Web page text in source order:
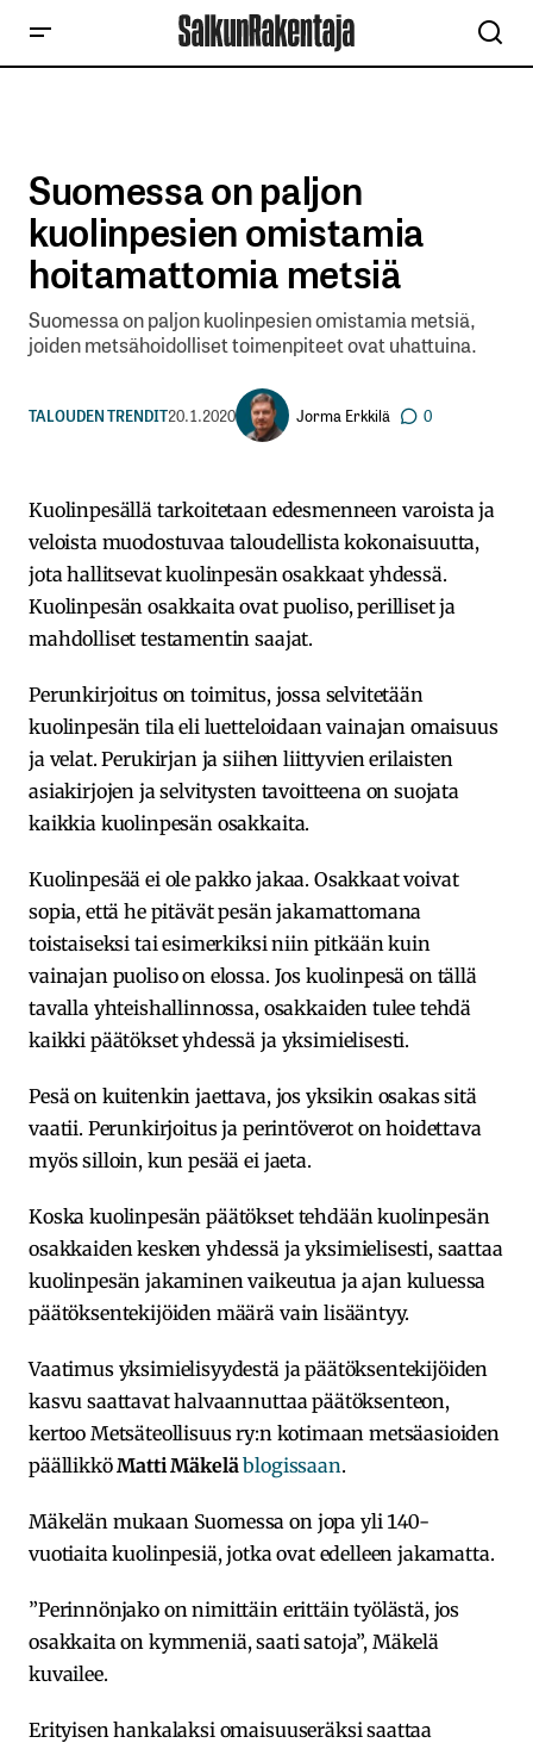
Suomessa on paljon
kuolinpesien omistamia
hoitamattomia metsiä
Suomessa on paljon kuolinpesien omistamia metsiä,
joiden metsähoidolliset toimenpiteet ovat uhattuina.
TALOUDEN TRENDIT20.1.2020 Jorma Erkkilä 0
Kuolinpesällä tarkoitetaan edesmenneen varoista ja
veloista muodostuvaa taloudellista kokonaisuutta,
jota hallitsevat kuolinpesän osakkaat yhdessä.
Kuolinpesän osakkaita ovat puoliso, perilliset ja
mahdolliset testamentin saajat.
Perunkirjoitus on toimitus, jossa selvitetään
kuolinpesän tila eli luetteloidaan vainajan omaisuus
ja velat. Perukirjan ja siihen liittyvien erilaisten
asiakirjojen ja selvitysten tavoitteena on suojata
kaikkia kuolinpesän osakkaita.
Kuolinpesää ei ole pakko jakaa. Osakkaat voivat
sopia, että he pitävät pesän jakamattomana
toistaiseksi tai esimerkiksi niin pitkään kuin
vainajan puoliso on elossa. Jos kuolinpesä on tällä
tavalla yhteishallinnossa, osakkaiden tulee tehdä
kaikki päätökset yhdessä ja yksimielisesti.
Pesä on kuitenkin jaettava, jos yksikin osakas sitä
vaatii. Perunkirjoitus ja perintöverot on hoidettava
myös silloin, kun pesää ei jaeta.
Koska kuolinpesän päätökset tehdään kuolinpesän
osakkaiden kesken yhdessä ja yksimielisesti, saattaa
kuolinpesän jakaminen vaikeutua ja ajan kuluessa
päätöksentekijöiden määrä vain lisääntyy.
Vaatimus yksimielisyydestä ja päätöksentekijöiden
kasvu saattavat halvaannuttaa päätöksenteon,
kertoo Metsäteollisuus ry:n kotimaan metsäasioiden
päällikköMatti Mäkelä blogissaan.
Mäkelän mukaan Suomessa on jopa yli 140-
vuotiaita kuolinpesiä, jotka ovat edelleen jakamatta.
”Perinnönjako on nimittäin erittäin työlästä, jos
osakkaita on kymmeniä, saati satoja”, Mäkelä
kuvailee.
Erityisen hankalaksi omaisuuseräksi saattaa